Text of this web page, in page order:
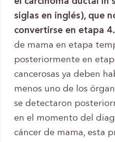
siglas en inglés), que
convertirse en etapa 4.
de mama en etapa
posteriormente en
cancerosas ya deben
menos uno de los
se detectaron
en el momento del
cáncer de mama, esta